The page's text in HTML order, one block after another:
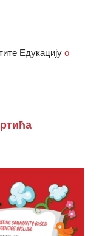
Едукацију о